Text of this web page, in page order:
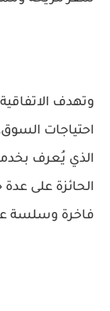
وتهدف
احتياجات
الذي يُعرف
الحائزة على
فاخرة وسلسة